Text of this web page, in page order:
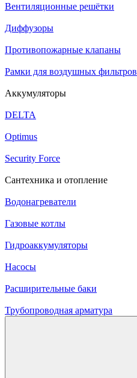
Вентиляционные решётки
Диффузоры
Противопожарные клапаны
Рамки для воздушных фильтров
Аккумуляторы
DELTA
Optimus
Security Force
Сантехника и отопление
Водонагреватели
Газовые котлы
Гидроаккумуляторы
Насосы
Расширительные баки
Трубопроводная арматура